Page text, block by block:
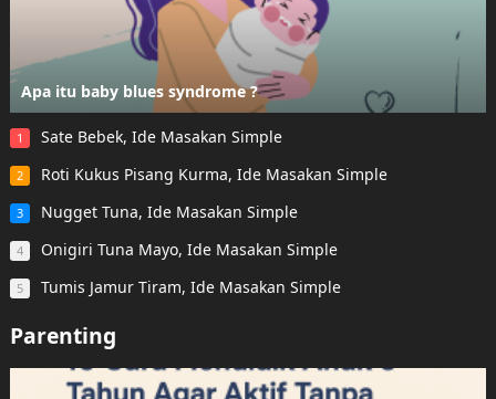
Apa itu baby blues syndrome ?
1 Sate Bebek, Ide Masakan Simple
2 Roti Kukus Pisang Kurma, Ide Masakan Simple
3 Nugget Tuna, Ide Masakan Simple
4 Onigiri Tuna Mayo, Ide Masakan Simple
5 Tumis Jamur Tiram, Ide Masakan Simple
Parenting